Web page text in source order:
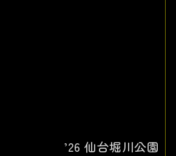
’26 仙台堀川公園